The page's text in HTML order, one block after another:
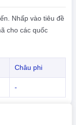
Nhấp vào tiêu đề
cho các quốc
Châu phi
-